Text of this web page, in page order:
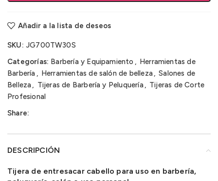
Añadir a la lista de deseos
SKU: JG700TW30S
Categorías: Barbería y Equipamiento , Herramientas de
Barbería , Herramientas de salón de belleza, Salones de
Belleza, Tijeras de Barbería y Peluquería, Tijeras de Corte
Profesional
Share:
DESCRIPCIÓN
Tijera de entresacar cabello para uso en barbería,